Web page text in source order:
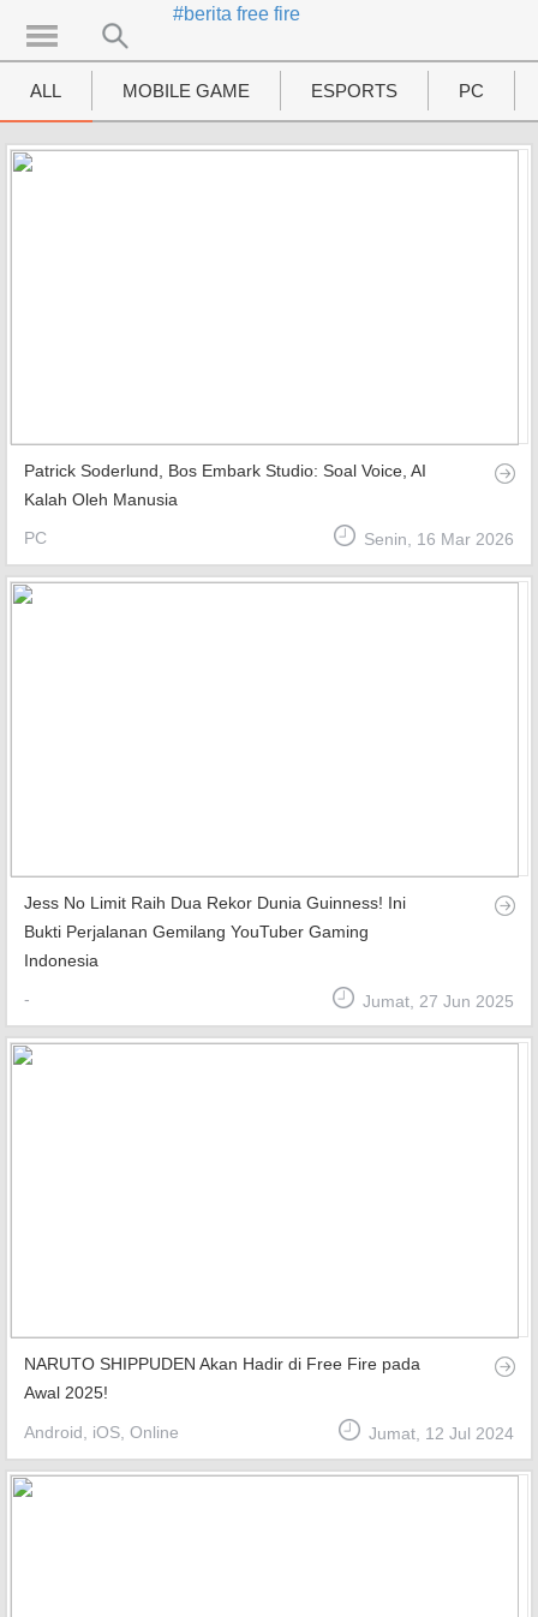
UTAMA
News
Features
Top Games
#berita free fire
ALL MOBILE GAME ESPORTS PC
MOVIES
Patrick Soderlund, Bos Embark Studio: Soal Voice, AI
Kalah Oleh Manusia
PC Senin, 16 Mar 2026
Jess No Limit Raih Dua Rekor Dunia Guinness! Ini
Bukti Perjalanan Gemilang YouTuber Gaming
Indonesia
- Jumat, 27 Jun 2025
NARUTO SHIPPUDEN Akan Hadir di Free Fire pada
Awal 2025!
Android, iOS, Online Jumat, 12 Jul 2024